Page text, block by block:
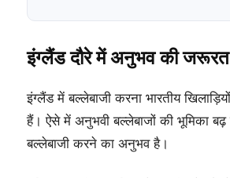
इंग्लैंड दौरे में अनुभव की जरूरत
इंग्लैंड में बल्लेबाजी करना भारतीय
हैं। ऐसे में अनुभवी बल्लेबाजों की भूमिका बढ़
बल्लेबाजी करने का अनुभव है।